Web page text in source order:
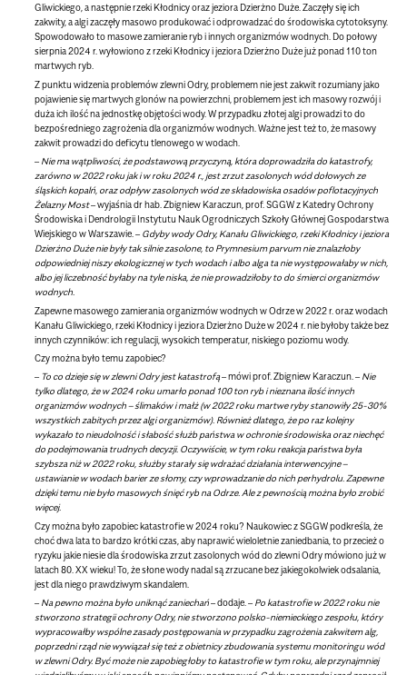
Gliwickiego, a następnie rzeki Kłodnicy oraz jeziora Dzierżno Duże. Zaczęły się ich
zakwity, a algi zaczęły masowo produkować i odprowadzać do środowiska cytotoksyny.
Spowodowało to masowe zamieranie ryb i innych organizmów wodnych. Do połowy
sierpnia 2024 r. wyłowiono z rzeki Kłodnicy i jeziora Dzierżno Duże już ponad 110 ton
martwych ryb.
Z punktu widzenia problemów zlewni Odry, problemem nie jest zakwit rozumiany jako
pojawienie się martwych glonów na powierzchni, problemem jest ich masowy rozwój i
duża ich ilość na jednostkę objętości wody. W przypadku złotej algi prowadzi to do
bezpośredniego zagrożenia dla organizmów wodnych. Ważne jest też to, że masowy
zakwit prowadzi do deficytu tlenowego w wodach.
– Nie ma wątpliwości, że podstawową przyczyną, która doprowadziła do katastrofy,
zarówno w 2022 roku jak i w roku 2024 r., jest zrzut zasolonych wód dołowych ze
śląskich kopalń, oraz odpływ zasolonych wód ze składowiska osadów poflotacyjnych
Żelazny Most– wyjaśniadr hab. Zbigniew Karaczun, prof. SGGWz Katedry Ochrony
Środowiska i Dendrologii Instytutu Nauk Ogrodniczych Szkoły Głównej Gospodarstwa
Wiejskiego w Warszawie. – Gdyby wody Odry, Kanału Gliwickiego, rzeki Kłodnicy i jeziora
Dzierżno Duże nie były tak silnie zasolone, to Prymnesium parvum nie znalazłoby
odpowiedniej niszy ekologicznej w tych wodach i albo alga ta nie występowałaby w nich,
albo jej liczebność byłaby na tyle niska, że nie prowadziłoby to do śmierci organizmów
wodnych.
Zapewne masowego zamierania organizmów wodnych w Odrze w 2022 r. oraz wodach
Kanału Gliwickiego, rzeki Kłodnicy i jeziora Dzierżno Duże w 2024 r. nie byłoby także bez
innych czynników: ich regulacji, wysokich temperatur, niskiego poziomu wody.
Czy można było temu zapobiec?
– To co dzieje się w zlewni Odry jest katastrofą– mówi prof. Zbigniew Karaczun. – Nie
tylko dlatego, że w 2024 roku umarło ponad 100 ton ryb i nieznana ilość innych
organizmów wodnych – ślimaków i małż (w 2022 roku martwe ryby stanowiły 25-30%
wszystkich zabitych przez algi organizmów). Również dlatego, że po raz kolejny
wykazało to nieudolność i słabość służb państwa w ochronie środowiska oraz niechęć
do podejmowania trudnych decyzji. Oczywiście, w tym roku reakcja państwa była
szybsza niż w 2022 roku, służby starały się wdrażać działania interwencyjne –
ustawianie w wodach barier ze słomy, czy wprowadzanie do nich perhydrolu. Zapewne
dzięki temu nie było masowych śnięć ryb na Odrze. Ale z pewnością można było zrobić
więcej.
Czy można było zapobiec katastrofie w 2024 roku? Naukowiec z SGGW podkreśla, że
choć dwa lata to bardzo krótki czas, aby naprawić wieloletnie zaniedbania, to przecież o
ryzyku jakie niesie dla środowiska zrzut zasolonych wód do zlewni Odry mówiono już w
latach 80. XX wieku! To, że słone wody nadal są zrzucane bez jakiegokolwiek odsalania,
jest dla niego prawdziwym skandalem.
– Na pewno można było uniknąć zaniechań– dodaje. – Po katastrofie w 2022 roku nie
stworzono strategii ochrony Odry, nie stworzono polsko-niemieckiego zespołu, który
wypracowałby wspólne zasady postępowania w przypadku zagrożenia zakwitem alg,
poprzedni rząd nie wywiązał się też z obietnicy zbudowania systemu monitoringu wód
w zlewni Odry. Być może nie zapobiegłoby to katastrofie w tym roku, ale przynajmniej